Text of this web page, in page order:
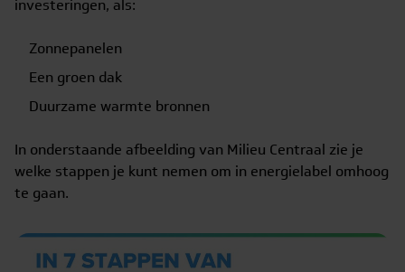
investeringen, als:
Zonnepanelen
Een groen dak
Duurzame warmte bronnen
In onderstaande afbeelding van Milieu Centraal zie je
welke stappen je kunt nemen om in energielabel omhoog
te gaan.